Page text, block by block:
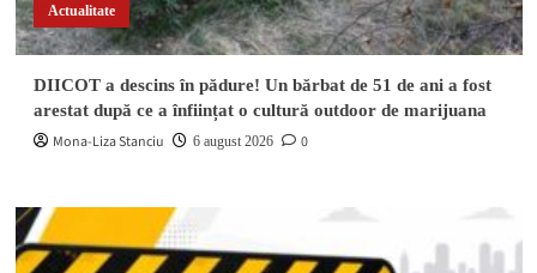
Actualitate
DIICOT a descins în pădure! Un bărbat de 51 de ani a fost
arestat după ce a înființat o cultură outdoor de marijuana
Mona-Liza Stanciu 6 august 2026 0